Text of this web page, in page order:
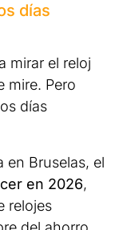
días
mirar el reloj
mire. Pero
días
en Bruselas, el
en 2026,
relojes